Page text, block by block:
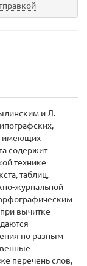
и Л.
имеющих
содержит
технике
таблиц,
журнальной
вычитке
по разным
перечень слов,